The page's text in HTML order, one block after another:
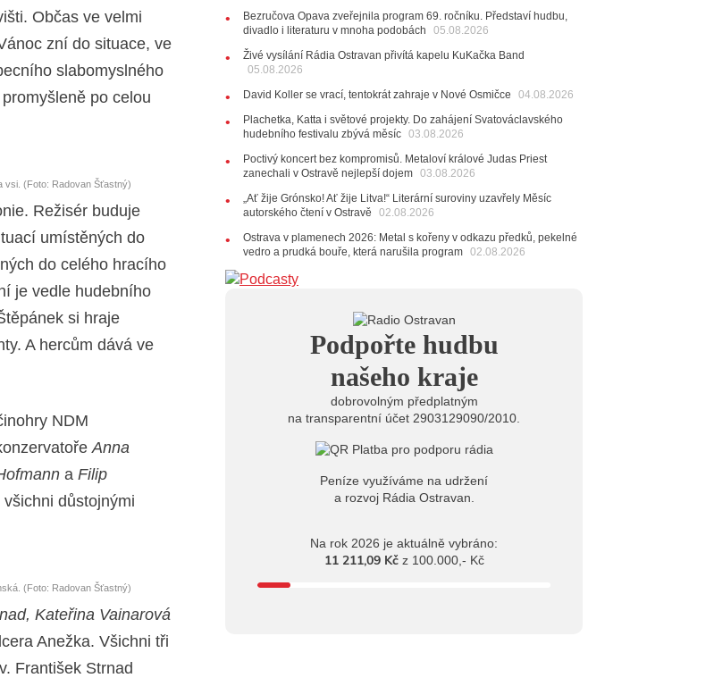
Občas ve velmi
zní do situace, ve
slabomyslného
po celou
vsi. (Foto: Radovan Šťastný)
Režisér buduje
umístěných do
do celého hracího
je vedle hudebního
si hraje
A hercům dává ve
NDM
Anna
a Filip
důstojnými
(Foto: Radovan Šťastný)
Kateřina Vainarová
Anežka. Všichni tři
František Strnad
několik desítek posledních vstupenek
27.07.2026
20:44
10:06
Ladná Čeladná nabídne Olympic, Langerovou i
Kirschner, návštěvníci nově zaplatí už jen pomocí čipů
24.07.2026
17:06
Zpěvačka Tanja vydala nové EP Plamen VIDEO
10:02
Kapela Midnight v Rádiu Ostravan: Od minulého roku
jsme upgradovali naši show
AUDIO
21.07.2026
20:09
Na Novou Osmičku míří Bára Zmeková Trio. Výrazná
osobnost české alternativní scény zahraje ve Frýdku-Místku
20.07.2026
Štěrkovna Open Music: Klubová scéna na festivalu
nabídne Krhuta i Beatles
Bezručova Opava zveřejnila program 69. ročníku. Představí hudbu,
divadlo i literaturu v mnoha podobách
05.08.2026
Živé vysílání Rádia Ostravan přivítá kapelu KuKačka Band
05.08.2026
David Koller se vrací, tentokrát zahraje v Nové Osmičce
04.08.2026
Plachetka, Katta i světové projekty. Do zahájení Svatováclavského
hudebního festivalu zbývá měsíc 03.08.2026
Poctivý koncert bez kompromisů. Metaloví králové Judas Priest
zanechali v Ostravě nejlepší dojem 03.08.2026
„Ať žije Grónsko! Ať žije Litva!“ Literární suroviny uzavřely Měsíc
autorského čtení v Ostravě
02.08.2026
Ostrava v plamenech 2026: Metal s kořeny v odkazu předků, pekelné
vedro a prudká bouře, která narušila program 02.08.2026
Podpořte hudbu
našeho kraje
dobrovolným předplatným
na transparentní účet 2903129090/2010.
Peníze využíváme na udržení
a rozvoj Rádia Ostravan.
Na rok 2026 je aktuálně vybráno:
11 211,09 Kčz 100.000,- Kč